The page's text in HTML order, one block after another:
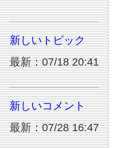
新しいトピック
最新：07/18 20:41
新しいコメント
最新：07/28 16:47